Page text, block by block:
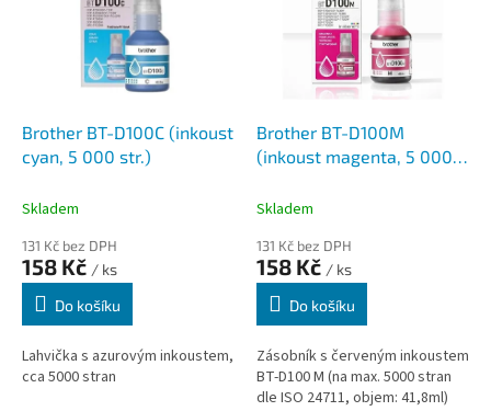
Brother BT-D100C (inkoust
cyan, 5 000 str.)
Skladem
131 Kč bez DPH
158 Kč / ks
Do košíku
Lahvička s azurovým inkoustem,
cca 5000 stran
Brother BT-D100M
(inkoust magenta, 5 000
Skladem
131 Kč bez DPH
158 Kč / ks
Do košíku
Zásobník s červeným inkoustem
BT-D100 M (na max. 5000 stran
dle ISO 24711, objem: 41,8ml)